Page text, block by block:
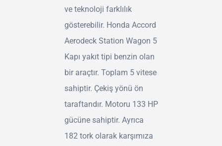
ve teknoloji farklılık
gösterebilir. Honda Accord
Aerodeck Station Wagon 5
Kapı yakıt tipi benzin olan
bir araçtır. Toplam 5 vitese
sahiptir. Çekiş yönü ön
taraftandır. Motoru 133 HP
gücüne sahiptir. Ayrıca
182 tork olarak karşımıza